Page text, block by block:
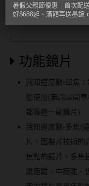
功能鏡片
我知道度數-單焦
態使用(無論是開
都靠這一副鏡片)
我知道度數-多焦(
片，因製片技術的
焦點的鏡片。多焦
遠距離、中距離、
暑假父親節優惠｜首次配
好$688起、滿額再送墨鏡